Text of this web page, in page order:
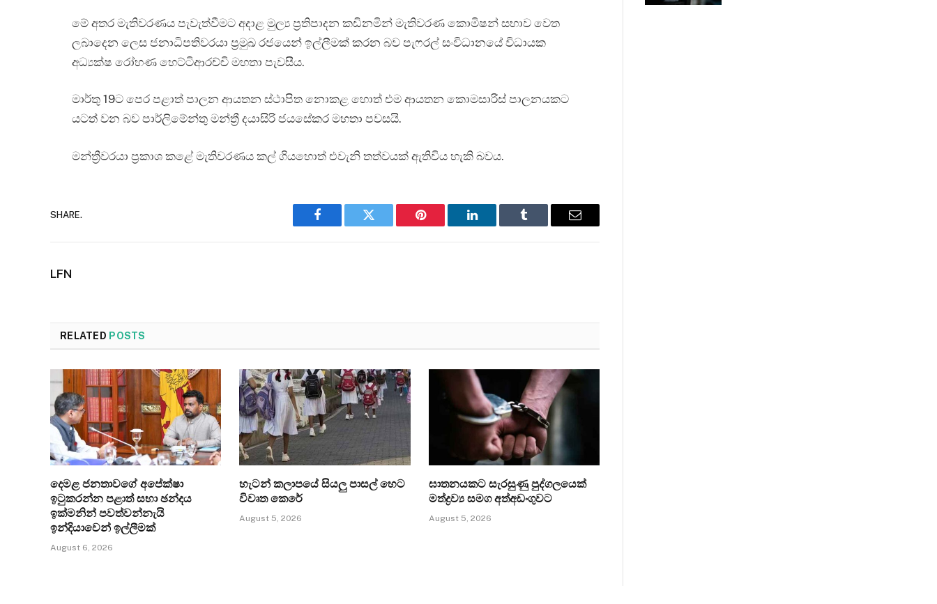
මේ අතර මැතිවරණය පැවැත්වීමට අදාළ මුල්‍ය ප්‍රතිපාදන කඩිනමින් මැතිවරණ කොමිෂන් සභාව වෙත
ලබාදෙන ලෙස ජනාධිපතිවරයා ප්‍රමුඛ රජයෙන් ඉල්ලීමක් කරන බව පැෆරල් සංවිධානයේ විධායක
අධ්‍යක්ෂ රෝහණ හෙට්ටිආරච්චි මහතා පැවසීය.
මාර්තු 19ට පෙර පළාත් පාලන ආයතන ස්ථාපිත නොකළ හොත් එම ආයතන කොමසාරිස් පාලනයකට
යටත් වන බව පාර්ලිමේන්තු මන්ත්‍රී දයාසිරි ජයසේකර මහතා පවසයි.
මන්ත්‍රීවරයා ප්‍රකාශ කළේ මැතිවරණය කල් ගියහොත් එවැනි තත්වයක් ඇතිවිය හැකි බවය.
SHARE.
Facebook Twitter Pinterest LinkedIn Tumblr Email
LFN
RELATED POSTS
දෙමළ ජනතාවගේ අපේක්ෂා
ඉටුකරන්න පළාත් සභා ඡන්දය
ඉක්මනින් පවත්වන්නැයි
ඉන්දියාවෙන් ඉල්ලීමක්
August 6, 2026
හැටන් කලාපයේ සියලු පාසල් හෙට
විවෘත කෙරේ
August 5, 2026
ඝාතනයකට සැරසුණු පුද්ගලයෙක්
මත්ද්‍රව්‍ය සමග අත්අඩංගුවට
August 5, 2026